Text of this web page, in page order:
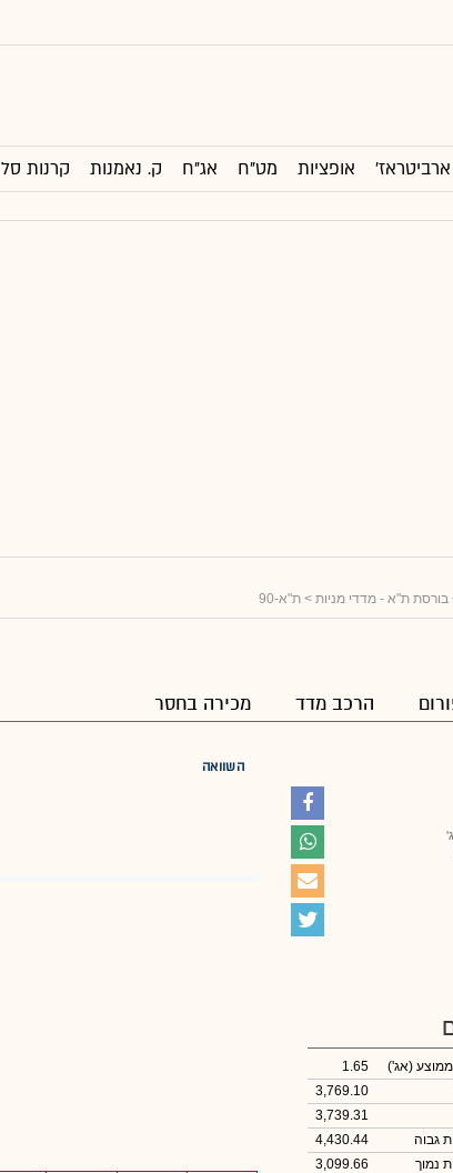
ארביטראז' אופציות מט"ח אג"ח ק. נאמנות קרנות סל
בורסת ת"א - מדדי מניות > ת"א-90
הרכב מדד מכירה בחסר
השוואה
ממוצע (אג')
1.65
3,769.10
3,739.31
4,430.44
3,099.66